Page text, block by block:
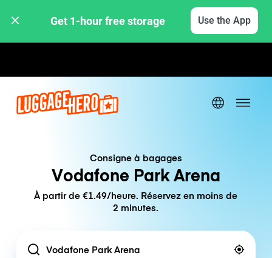
Get 1-hour free storage Use the App
Consigne à bagages
Vodafone Park Arena
À partir de €1.49/heure. Réservez en moins de
2 minutes.
Location